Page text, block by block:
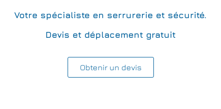
Votre spécialiste en serrurerie et sécurité.
Devis et déplacement gratuit
Obtenir un devis